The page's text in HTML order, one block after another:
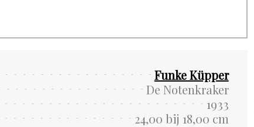
Funke Küpper
De Notenkraker
1933
24,00 bij 18,00 cm